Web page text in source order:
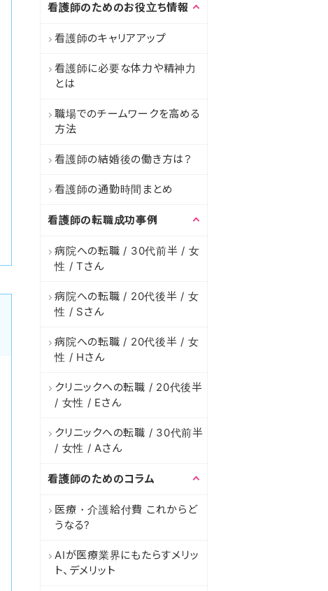
看護師のためのお役立ち情報
看護師のキャリアアップ
看護師に必要な体力や精神力
とは
職場でのチームワークを高める
方法
看護師の結婚後の働き方は？
看護師の通勤時間まとめ
看護師の転職成功事例
病院への転職 / 30代前半 / 女
性 / Tさん
病院への転職 / 20代後半 / 女
性 / Sさん
病院への転職 / 20代後半 / 女
性 / Hさん
クリニックへの転職 / 20代後半
/ 女性 / Eさん
クリニックへの転職 / 30代前半
/ 女性 / Aさん
看護師のためのコラム
医療・介護給付費 これからど
うなる?
AIが医療業界にもたらすメリッ
ト、デメリット